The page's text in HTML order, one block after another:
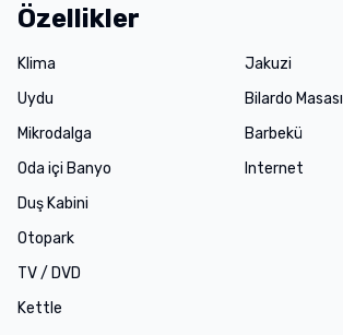
Özellikler
Klima
Uydu
Mikrodalga
Oda içi Banyo
Jakuzi
Bilardo Masası
Barbekü
Internet
Duş Kabini
Otopark
TV / DVD
Kettle